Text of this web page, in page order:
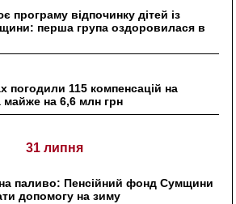
відпочинку дітей із
перша група оздоровилася в
погодили 115 компенсацій на
майже на 6,6 млн грн
31 липня
паливо: Пенсійний фонд Сумщини
допомогу на зиму